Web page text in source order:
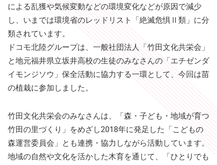
による乱獲や気候変動などの環境変化などが原因で減少
し、いまでは環境省のレッドリスト「絶滅危惧Ⅱ類」に分
類されています。
ドコモ北陸グループは、一般社団法人「竹田文化共栄会」
と地元福井県立坂井高校の生徒のみなさんの「エチゼンダ
イモンジソウ」保全活動に協力する一環として、今回は苗
の植栽に参加しました。
竹田文化共栄会のみなさんは、「森・子ども・地域が育つ
竹田の里づくり」をめざし2018年に発足した「こどもの
森運営委員会」とも連携・協力しながら活動しています。
地域の自然や文化を活かした木育を通じて、「ひとりでも